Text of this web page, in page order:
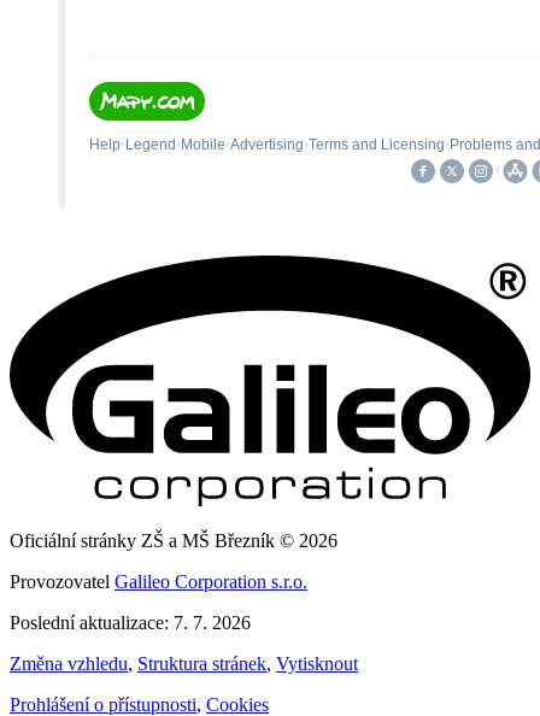
Oficiální stránky ZŠ a MŠ Březník © 2026
Provozovatel Galileo Corporation s.r.o.
Poslední aktualizace: 7. 7. 2026
Změna vzhledu, Struktura stránek, Vytisknout
Prohlášení o přístupnosti, Cookies